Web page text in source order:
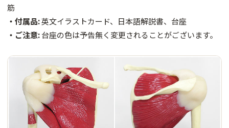
筋
・付属品:英文イラストカード、日本語解説書、台座
・ご注意:台座の色は予告無く変更されることがございます。